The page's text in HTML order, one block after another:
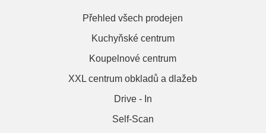
Přehled všech prodejen
Kuchyňské centrum
Koupelnové centrum
XXL centrum obkladů a dlažeb
Drive - In
Self-Scan